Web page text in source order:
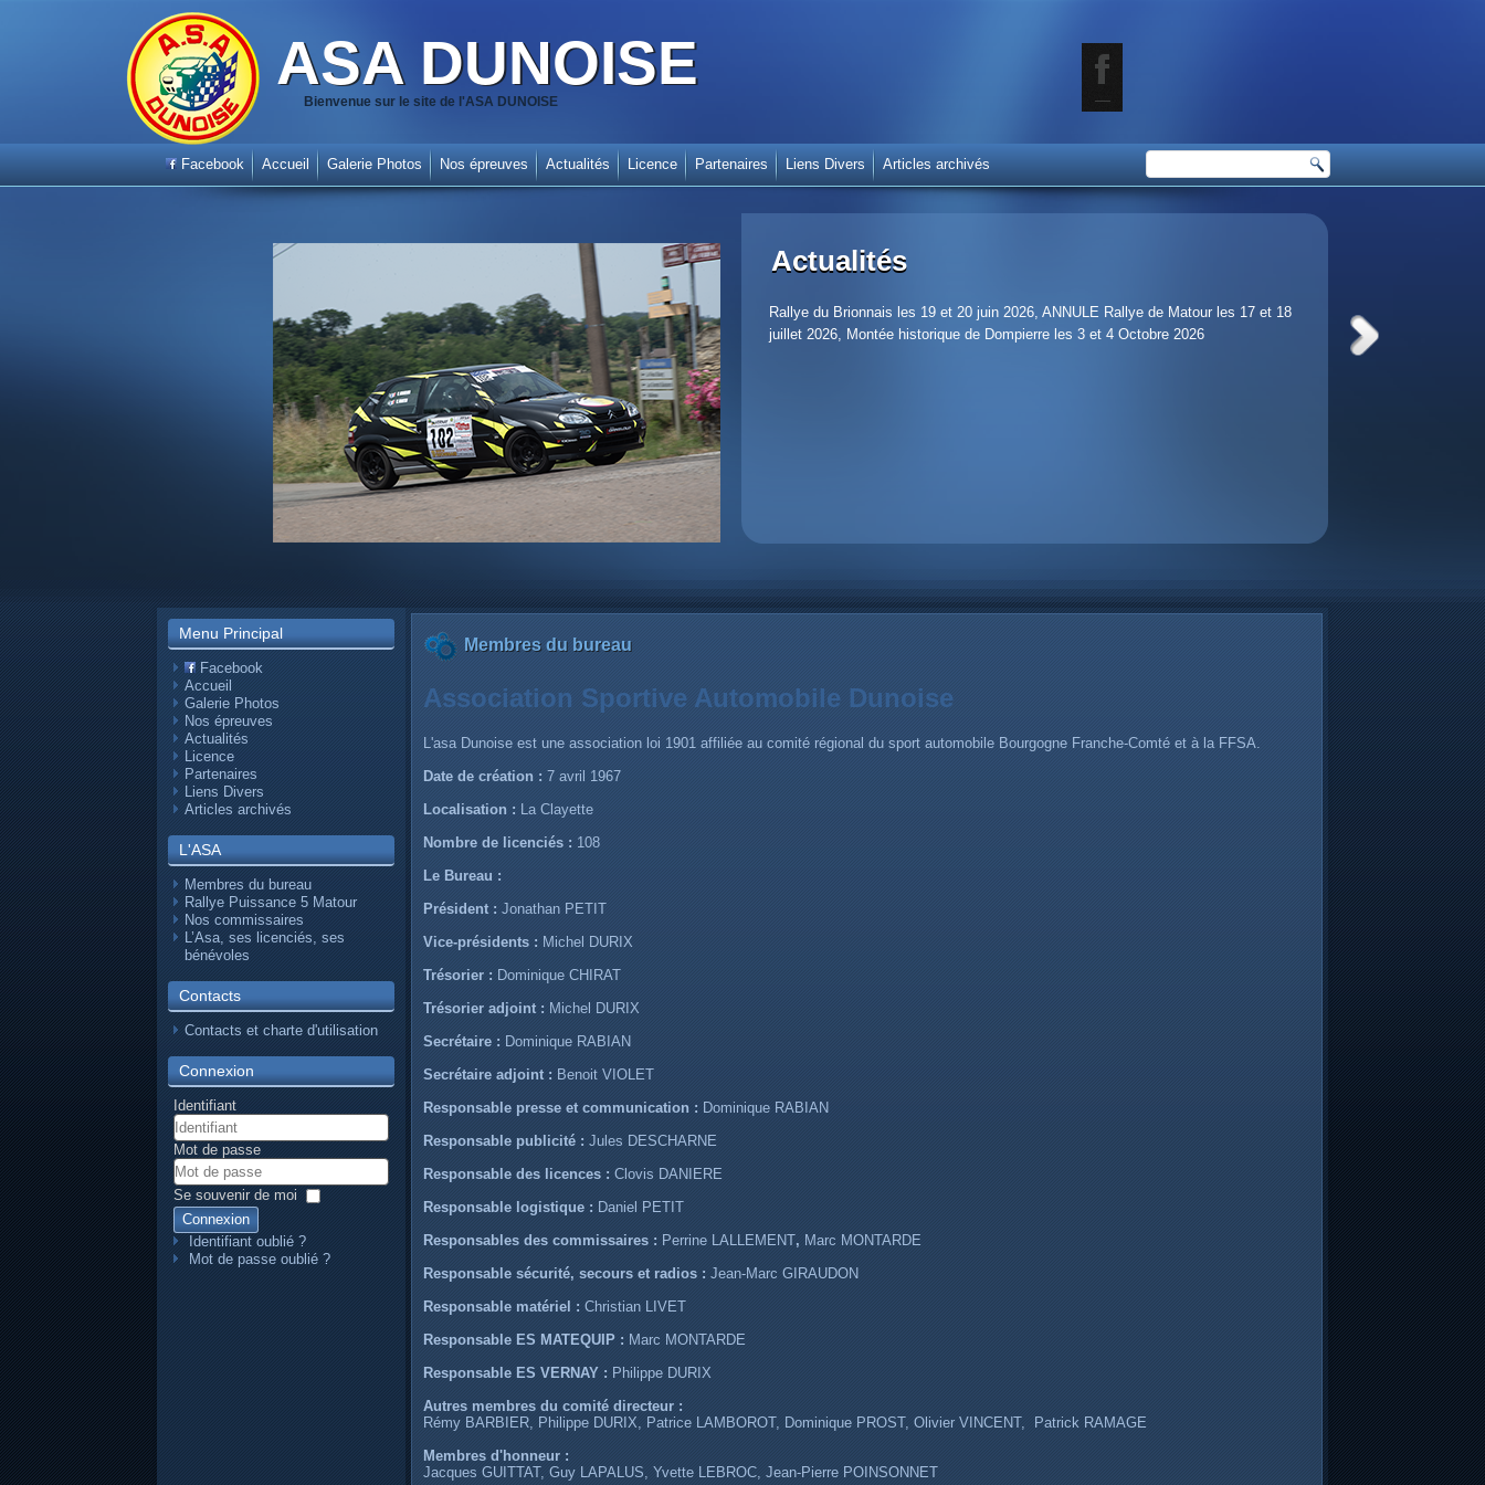
Actualités
Rallye du Brionnais les 19 et 20 juin 2026, ANNULE Rallye de Matour les 17 et 18
juillet 2026, Montée historique de Dompierre les 3 et 4 Octobre 2026
ASA DUNOISE
Bienvenue sur le site de l'ASA DUNOISE
Facebook Accueil Galerie Photos Nos épreuves Actualités Licence Partenaires Liens Divers Articles archivés
Menu Principal
Facebook
Accueil
Galerie Photos
Nos épreuves
Actualités
Licence
Partenaires
Liens Divers
Articles archivés
L'ASA
Membres du bureau
Rallye Puissance 5 Matour
Nos commissaires
L’Asa, ses licenciés, ses
bénévoles
Contacts
Contacts et charte d'utilisation
Connexion
Identifiant
Mot de passe
Se souvenir de moi
Connexion
Identifiant oublié ?
Mot de passe oublié ?
Membres du bureau
Association Sportive Automobile Dunoise
L'asa Dunoise est une association loi 1901 affiliée au comité régional du sport automobile Bourgogne Franche-Comté et à la FFSA.
Date de création : 7 avril 1967
Localisation : La Clayette
Nombre de licenciés : 108
Le Bureau :
Président : Jonathan PETIT
Vice-présidents : Michel DURIX
Trésorier : Dominique CHIRAT
Trésorier adjoint : Michel DURIX
Secrétaire : Dominique RABIAN
Secrétaire adjoint : Benoit VIOLET
Responsable presse et communication : Dominique RABIAN
Responsable publicité : Jules DESCHARNE
Responsable des licences : Clovis DANIERE
Responsable logistique : Daniel PETIT
Responsables des commissaires : Perrine LALLEMENT, Marc MONTARDE
Responsable sécurité, secours et radios : Jean-Marc GIRAUDON
Responsable matériel : Christian LIVET
Responsable ES MATEQUIP : Marc MONTARDE
Responsable ES VERNAY : Philippe DURIX
Autres membres du comité directeur :
Rémy BARBIER, Philippe DURIX, Patrice LAMBOROT, Dominique PROST, Olivier VINCENT, Patrick RAMAGE
Membres d'honneur :
Jacques GUITTAT, Guy LAPALUS, Yvette LEBROC, Jean-Pierre POINSONNET